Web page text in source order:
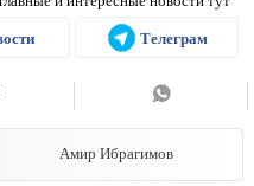
Телеграм
Амир Ибрагимов